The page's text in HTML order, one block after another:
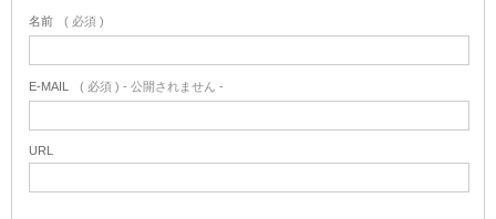
名前 ( 必須 )
E-MAIL ( 必須 ) - 公開されません -
URL